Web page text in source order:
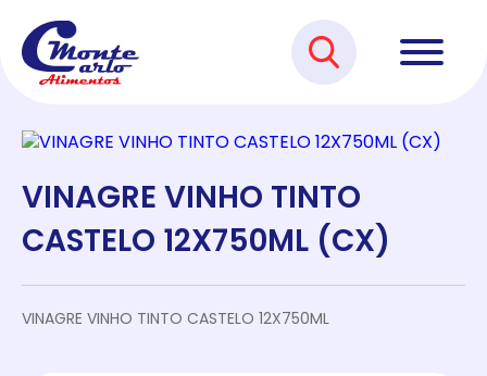
VINAGRE VINHO TINTO
CASTELO 12X750ML (CX)
VINAGRE VINHO TINTO CASTELO 12X750ML